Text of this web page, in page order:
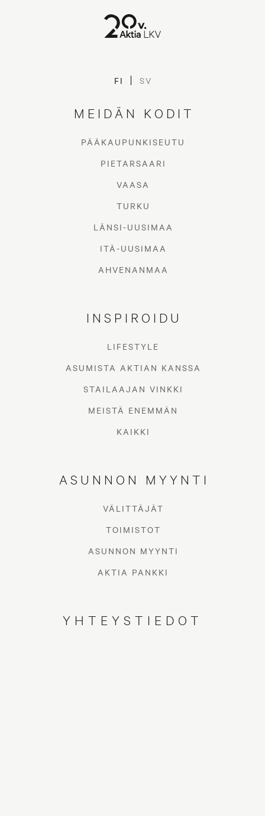
FI SV
MEIDÄN KODIT
PÄÄKAUPUNKISEUTU
PIETARSAARI
VAASA
TURKU
LÄNSI-UUSIMAA
ITÄ-UUSIMAA
AHVENANMAA
INSPIROIDU
LIFESTYLE
ASUMISTA AKTIAN KANSSA
STAILAAJAN VINKKI
MEISTÄ ENEMMÄN
KAIKKI
ASUNNON MYYNTI
VÄLITTÄJÄT
TOIMISTOT
ASUNNON MYYNTI
AKTIA PANKKI
YHTEYSTIEDOT